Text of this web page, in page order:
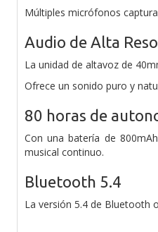
Múltiples micrófonos
Audio de Alta
La unidad de altavoz de
Ofrece un sonido puro y
80 horas de
Con una batería de
musical continuo.
Bluetooth 5.4
La versión 5.4 de Bluetooth